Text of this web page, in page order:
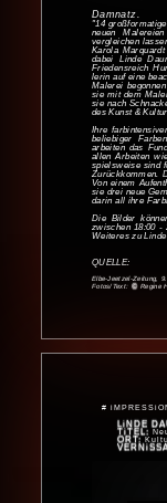
Damnatz.
"14
neuen
vergleichen
Karola
dabei Linde
Friedens­reich
lerin auf eine
Malerei
sie mit dem
sie nach
des Kunst &
Ihre
be­liebiger
arbeiten das
allen Arbeiten
spiels­weise sind
Zurück­kommen.
Von einem
sie drei neue
darin all ihre
Die Bilder
zwischen 18:00 -
Weiteres zu
QUELLE:
Elbe-Jeetzel-Zeitung,
Fotos/Text: ©Regine
#
LiNDE
TiTEL:
ORT: